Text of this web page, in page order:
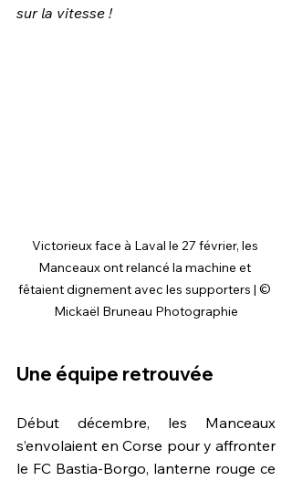
sur la vitesse !
Victorieux face à Laval le 27 février, les
Manceaux ont relancé la machine et
fêtaient dignement avec les supporters | ©
Mickaël Bruneau Photographie
Une équipe retrouvée
Début décembre, les Manceaux
s’envolaient en Corse pour y affronter
le FC Bastia-Borgo, lanterne rouge ce